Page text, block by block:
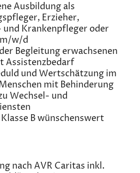
Ausbildung als
Erzieher,
und Krankenpfleger oder
w/d
Begleitung erwachsenen
Assistenzbedarf
und Wertschätzung im
mit Behinderung
Wechsel- und
B wünschenswert
nach AVR Caritas inkl.